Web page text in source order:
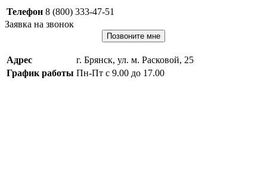
Телефон 8 (800) 333-47-51
Заявка на звонок
Позвоните мне
Адрес
г. Брянск, ул. м. Расковой, 25
График работы Пн-Пт с 9.00 до 17.00